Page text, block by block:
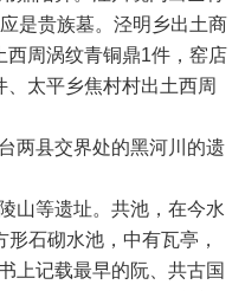
是贵族墓。 泾明 乡出土商
西周涡纹青铜鼎1件，窑店
、 太平乡焦村村出土西周
两县交界处的黑河川的遗
山等遗址。共池，在今水
形石砌水池，中有瓦亭，
上记载最早的阮、共古国